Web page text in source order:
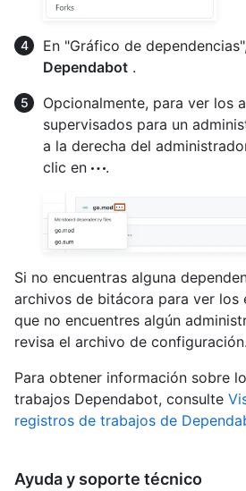
En "Gráfico de
Dependabot .
Opcionalmente, para ver los
supervisados para un
a la derecha del
clic en
.
Si no encuentras alguna
archivos de bitácora para ver los
que no encuentres algún
revisa el archivo de configuración.
Para obtener información sobre
trabajos Dependabot, consulte
registros de trabajos de
Ayuda y soporte técnico